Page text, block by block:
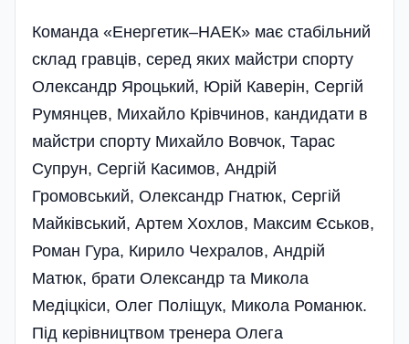
Команда «Енергетик–НАЕК» має стабільний
склад гравців, серед яких майстри спорту
Олександр Яроцький, Юрій Каверін, Сергій
Румянцев, Михайло Крівчинов, кандидати в
майстри спорту Михайло Вовчок, Тарас
Супрун, Сергій Касимов, Андрій
Громовський, Олександр Гнатюк, Сергій
Майківський, Артем Хохлов, Максим Єськов,
Роман Гура, Кирило Чехралов, Андрій
Матюк, брати Олександр та Микола
Медіцкіси, Олег Поліщук, Микола Романюк.
Під керівництвом тренера Олега